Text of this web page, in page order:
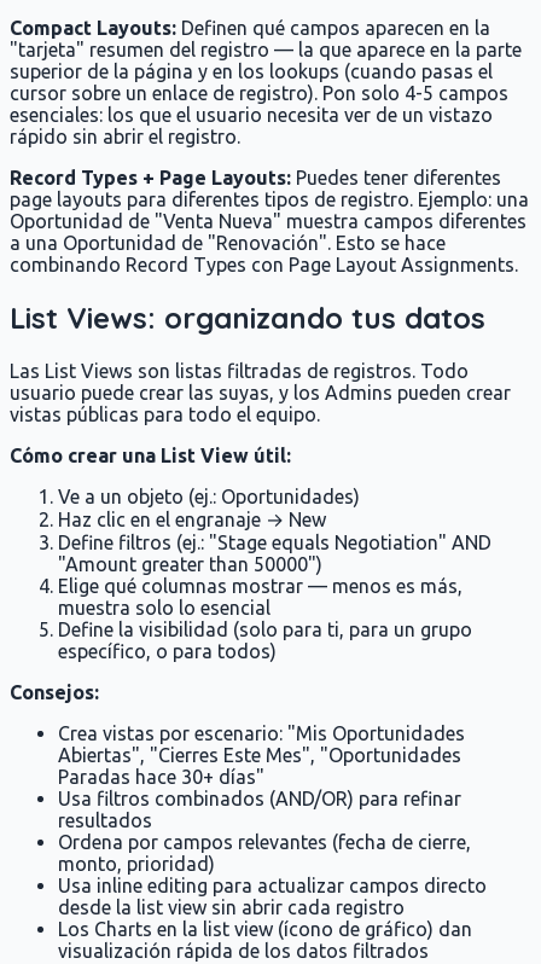
Compact Layouts: Definen qué campos aparecen en la
"tarjeta" resumen del registro — la que aparece en la parte
superior de la página y en los lookups (cuando pasas el
cursor sobre un enlace de registro). Pon solo 4-5 campos
esenciales: los que el usuario necesita ver de un vistazo
rápido sin abrir el registro.
Record Types + Page Layouts: Puedes tener diferentes
page layouts para diferentes tipos de registro. Ejemplo: una
Oportunidad de "Venta Nueva" muestra campos diferentes
a una Oportunidad de "Renovación". Esto se hace
combinando Record Types con Page Layout Assignments.
List Views: organizando tus datos
Las List Views son listas filtradas de registros. Todo
usuario puede crear las suyas, y los Admins pueden crear
vistas públicas para todo el equipo.
Cómo crear una List View útil:
Ve a un objeto (ej.: Oportunidades)
Haz clic en el engranaje → New
Define filtros (ej.: "Stage equals Negotiation" AND
"Amount greater than 50000")
Elige qué columnas mostrar — menos es más,
muestra solo lo esencial
Define la visibilidad (solo para ti, para un grupo
específico, o para todos)
Consejos:
Crea vistas por escenario: "Mis Oportunidades
Abiertas", "Cierres Este Mes", "Oportunidades
Paradas hace 30+ días"
Usa filtros combinados (AND/OR) para refinar
resultados
Ordena por campos relevantes (fecha de cierre,
monto, prioridad)
Usa inline editing para actualizar campos directo
desde la list view sin abrir cada registro
Los Charts en la list view (ícono de gráfico) dan
visualización rápida de los datos filtrados